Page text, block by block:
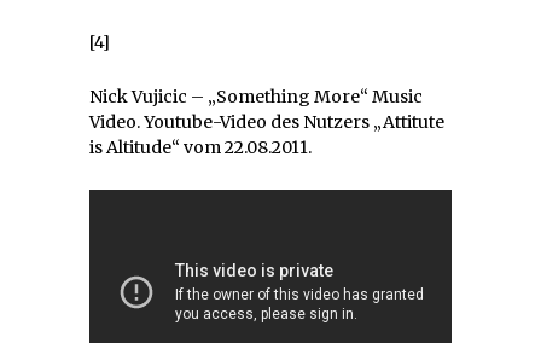
[4]
Nick Vujicic – „Something More“ Music
Video. Youtube-Video des Nutzers „Attitute
is Altitude“ vom 22.08.2011.